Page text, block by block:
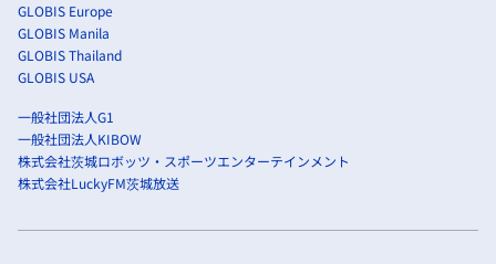
GLOBIS Europe
GLOBIS Manila
GLOBIS Thailand
GLOBIS USA
一般社団法人G1
一般社団法人KIBOW
株式会社茨城ロボッツ・スポーツエンターテインメント
株式会社LuckyFM茨城放送